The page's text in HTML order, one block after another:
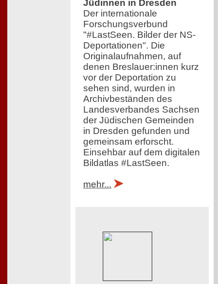
Jüdinnen in Dresden
Der internationale
Forschungsverbund
"#LastSeen. Bilder der NS-
Deportationen". Die
Originalaufnahmen, auf
denen Breslauer:innen kurz
vor der Deportation zu
sehen sind, wurden in
Archivbeständen des
Landesverbandes Sachsen
der Jüdischen Gemeinden
in Dresden gefunden und
gemeinsam erforscht.
Einsehbar auf dem digitalen
Bildatlas #LastSeen.
mehr...